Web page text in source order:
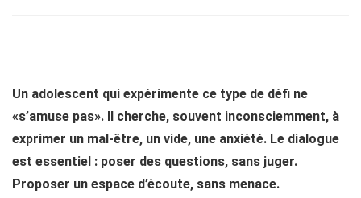
Un adolescent qui expérimente ce type de défi ne
«s’amuse pas». Il cherche, souvent inconsciemment, à
exprimer un mal-être, un vide, une anxiété. Le dialogue
est essentiel : poser des questions, sans juger.
Proposer un espace d’écoute, sans menace.